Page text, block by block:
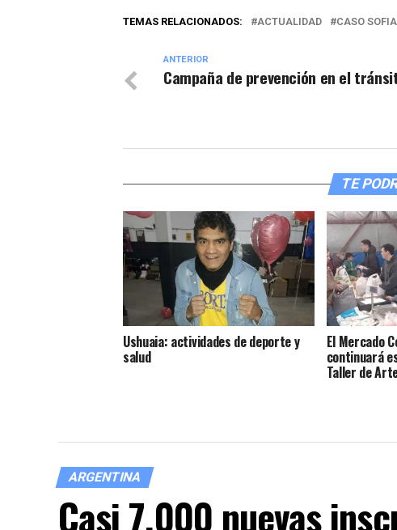
TEMAS RELACIONADOS: ACTUALIDAD CASO
ANTERIOR
Campaña de prevención en el
TE
Ushuaia: actividades de deporte y
salud
El Mercado
continuará
Taller de
ARGENTINA
Casi 7.000 nuevas